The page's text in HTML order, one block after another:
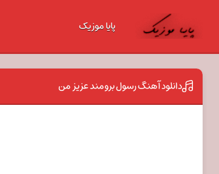
پایا موزیک
دانلود آهنگ رسول برومند عزیز من